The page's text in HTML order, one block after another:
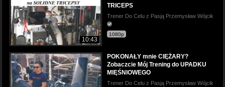
10:43
TRICEPS
Trener Do Celu z Pasją Przemysław Wójcik
1080p
POKONAŁY mnie CIĘŻARY?
Zobaczcie Mój Trening do UPADKU
MIĘŚNIOWEGO
Trener Do Celu z Pasją Przemysław Wójcik